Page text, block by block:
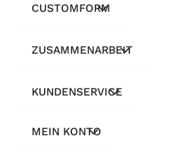
CUSTOMFORM
ZUSAMMENARBEIT
KUNDENSERVICE
MEIN KONTO